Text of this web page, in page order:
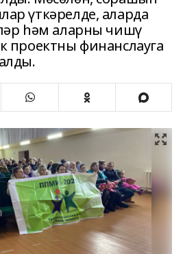
үткәрелде, аларда
һәм аларны чишү
проектны финанслауга